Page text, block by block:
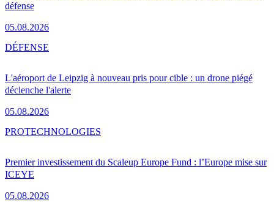
défense
05.08.2026
L'aéroport de Leipzig à nouveau pris pour cible : un drone piégé
déclenche l'alerte
05.08.2026
DÉFENSE
Premier investissement du Scaleup Europe Fund : l’Europe mise sur
ICEYE
05.08.2026
PROTECHNOLOGIES